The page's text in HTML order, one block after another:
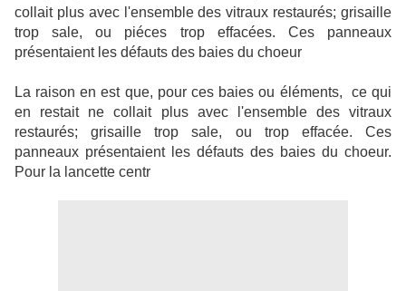
collait plus avec l'ensemble des vitraux restaurés; grisaille
trop sale, ou piéces trop effacées. Ces panneaux
présentaient les défauts des baies du choeur
La raison en est que, pour ces baies ou éléments,
ce qui
en restait ne collait plus avec l'ensemble des vitraux
restaurés; grisaille trop sale, ou trop effacée. Ces
panneaux présentaient les défauts des baies du choeur.
Pour la lancette centr